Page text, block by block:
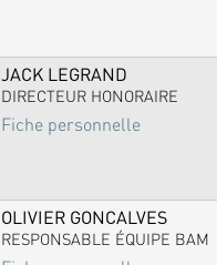
JACK LEGRAND
DIRECTEUR HONORAIRE
Fiche personnelle
OLIVIER GONCALVES
RESPONSABLE ÉQUIPE BAM